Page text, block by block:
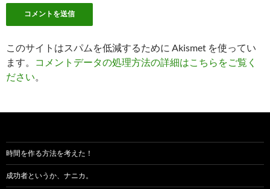
このサイトはスパムを低減するために Akismet を使ってい
ます。
コメントデータの処理方法の詳細はこちらをご覧く
ださい。
時間を作る方法を考えた！
成功者というか、ナニカ。